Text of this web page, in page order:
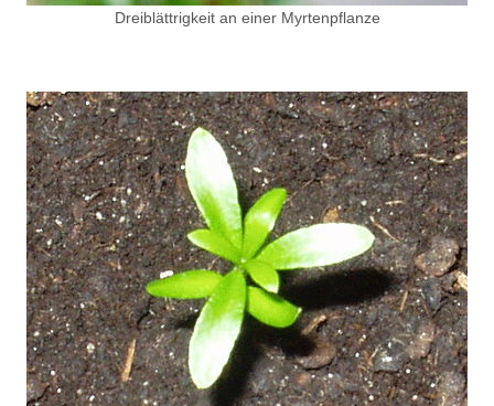
Dreiblättrigkeit an einer Myrtenpflanze